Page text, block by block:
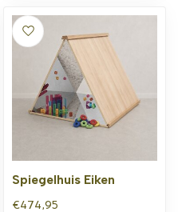
Spiegelhuis Eiken
€474,95